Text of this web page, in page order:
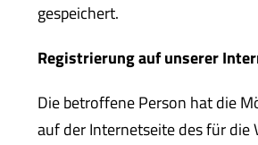
gespeichert.
Registrierung auf unserer
Die betroffene Person hat die
auf der Internetseite des für die